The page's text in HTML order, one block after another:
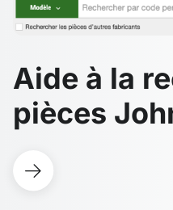
Aide à la
pièces